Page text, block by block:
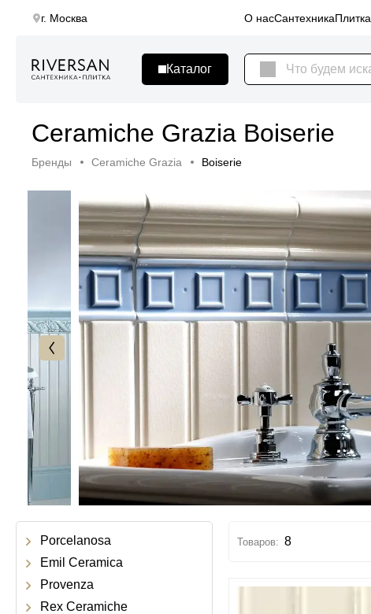
г. Москва О насСантехникаПлитка
Ceramiche Grazia Boiserie
Бренды Ceramiche Grazia Boiserie
Porcelanosa
Emil Ceramica
Provenza
Rex Ceramiche
8